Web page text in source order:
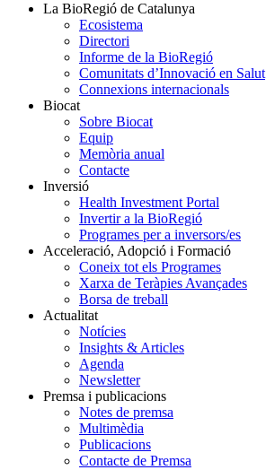
La BioRegió de Catalunya
Ecosistema
Directori
Informe de la BioRegió
Comunitats d’Innovació en Salut
Connexions internacionals
Biocat
Sobre Biocat
Equip
Memòria anual
Contacte
Inversió
Health Investment Portal
Invertir a la BioRegió
Programes per a inversors/es
Acceleració, Adopció i Formació
Coneix tot els Programes
Xarxa de Teràpies Avançades
Borsa de treball
Actualitat
Notícies
Insights & Articles
Agenda
Newsletter
Premsa i publicacions
Notes de premsa
Multimèdia
Publicacions
Contacte de Premsa